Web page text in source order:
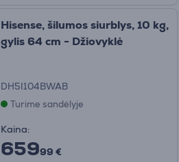
Hisense, šilumos siurblys, 10 kg,
gylis 64 cm - Džiovyklė
DH5I104BWAB
Turime sandėlyje
Kaina:
65999 €